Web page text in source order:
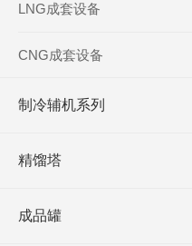
LNG成套设备
CNG成套设备
制冷辅机系列
精馏塔
成品罐